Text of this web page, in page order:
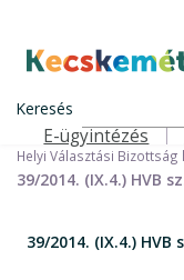
tartalomra
Kecskemét
Keresés
Felső navigáció
E-ügyintézés
Helyi önkormányzati
Helyi Választási Bizottság
Helyi Választási Bizottság
39/2014. (IX.4.) HVB
39/2014. (IX.4.)